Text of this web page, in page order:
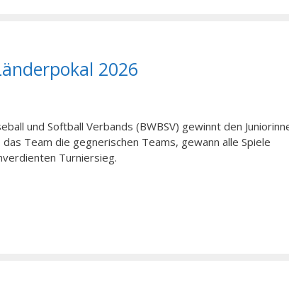
2026
und Softball Verbands (BWBSV) gewinnt den
Team die gegnerischen Teams, gewann alle Spiele
Turniersieg.